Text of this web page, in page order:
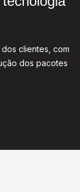
clientes, com
dos pacotes